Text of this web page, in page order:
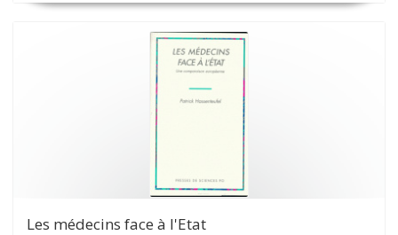
Les médecins face à l'Etat